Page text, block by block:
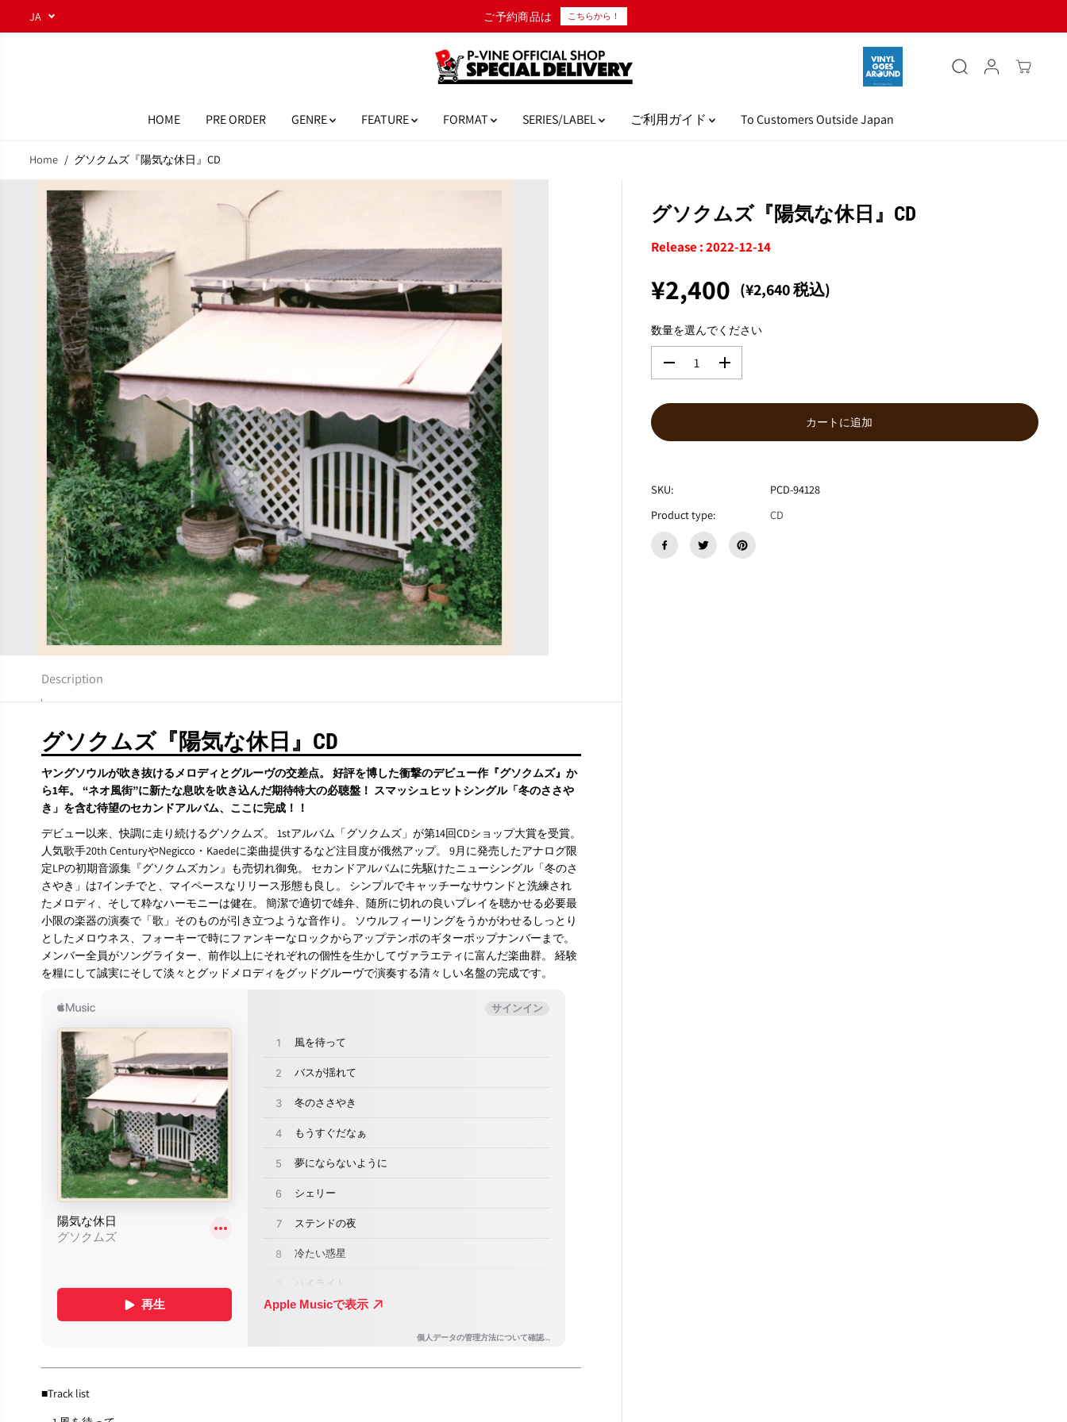
コンテンツにスキ
JA 10,000円以上のご購入で日本国内送料無料！
HOME PRE ORDER GENRE FEATURE FORMAT SERIES/LABEL ご利用ガイド To Customers Outside Japan
Home グソクムズ『陽気な休日』CD
商品情報へスキッ
プ
Description
グソクムズ『陽気な休日』CD
ヤングソウルが吹き抜けるメロディとグルーヴの交差点。 好評を博した衝撃のデビュー作『グソクムズ』か
ら1年。 “ネオ風街”に新たな息吹を吹き込んだ期待特大の必聴盤！ スマッシュヒットシングル「冬のささや
き」を含む待望のセカンドアルバム、ここに完成！！
デビュー以来、快調に走り続けるグソクムズ。 1stアルバム「グソクムズ」が第14回CDショップ大賞を受賞。
人気歌手20th CenturyやNegicco・Kaedeに楽曲提供するなど注目度が俄然アップ。 9月に発売したアナログ限
定LPの初期音源集『グソクムズカン』も売切れ御免。 セカンドアルバムに先駆けたニューシングル「冬のさ
さやき」は7インチでと、マイペースなリリース形態も良し。 シンプルでキャッチーなサウンドと洗練され
たメロディ、そして粋なハーモニーは健在。 簡潔で適切で雄弁、随所に切れの良いプレイを聴かせる必要最
小限の楽器の演奏で「歌」そのものが引き立つような音作り。 ソウルフィーリングをうかがわせるしっとり
としたメロウネス、フォーキーで時にファンキーなロックからアップテンポのギターポップナンバーまで。
メンバー全員がソングライター、前作以上にそれぞれの個性を生かしてヴァラエティに富んだ楽曲群。 経験
を糧にして誠実にそして淡々とグッドメロディをグッドグルーヴで演奏する清々しい名盤の完成です。
■Track list
グソクムズ『陽気な休日』CD
Release : 2022-12-14
通
価
格
¥2,400 (¥2,640 税込)
数量を選んでください
量
す
ク
ズ
『
陽
数
量
す
『
陽
カートに追加
SKU:
PCD-94128
Product type:
CD